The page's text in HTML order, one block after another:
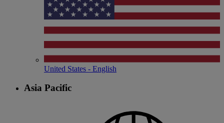
United States - English
Asia Pacific